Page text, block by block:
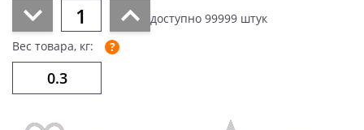
доступно 99999 штук
Вес товара, кг: